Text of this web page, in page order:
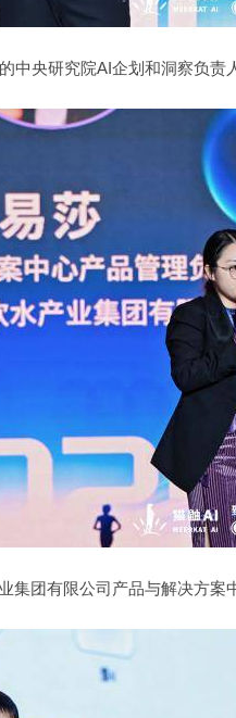
中央研究院AI企划和洞察负责
集团有限公司产品与解决方案